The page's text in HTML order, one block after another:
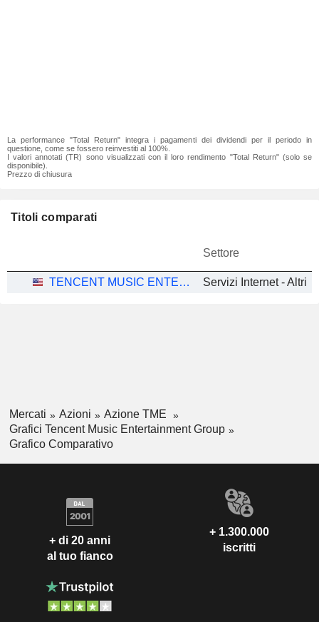
La performance "Total Return" integra i pagamenti dei dividendi per il periodo in
questione, come se fossero reinvestiti al 100%.
I valori annotati (TR) sono visualizzati con il loro rendimento "Total Return" (solo se
disponibile).
Prezzo di chiusura
Titoli comparati
Settore
TENCENT MUSIC ENTERTAINMENT GROUP Servizi Internet - Altri
Mercati Azioni
Azione TME
Grafici Tencent Music Entertainment Group
Grafico Comparativo
+ di 20 anni
al tuo fianco
+ 1.300.000
iscritti